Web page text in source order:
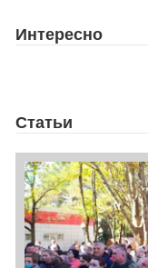
Интересно
Статьи